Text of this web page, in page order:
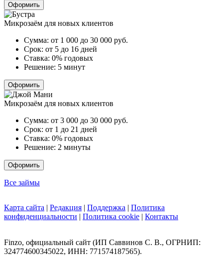
Оформить
Микрозаём для новых клиентов
Сумма: от 1 000 до 30 000 руб.
Срок: от 5 до 16 дней
Ставка: 0% годовых
Решение: 5 минут
Оформить
Микрозаём для новых клиентов
Сумма: от 3 000 до 30 000 руб.
Срок: от 1 до 21 дней
Ставка: 0% годовых
Решение: 2 минуты
Оформить
Все займы
Карта сайта | Редакция | Поддержка | Политика
конфиденциальности | Политика cookie | Контакты
Finzo, официальный сайт (ИП Саввинов С. В., ОГРНИП:
324774600345022, ИНН: 771574187565).